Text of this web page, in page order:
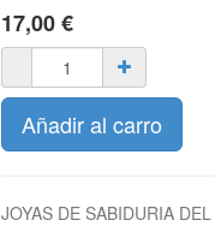
17,00€
Añadir al carro
JOYAS DE SABIDURIA